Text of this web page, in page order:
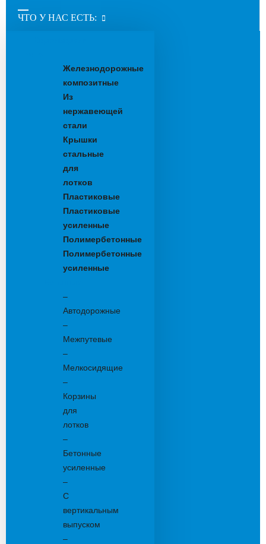
ЧТО У НАС ЕСТЬ:
Железнодорожные
композитные
Из
нержавеющей
стали
Крышки
стальные
для
лотков
Пластиковые
Пластиковые
усиленные
Полимербетонные
Полимербетонные
усиленные
–
Автодорожные
–
Межпутевые
–
Мелкосидящие
–
Корзины
для
лотков
–
Бетонные
усиленные
–
С
вертикальным
выпуском
–